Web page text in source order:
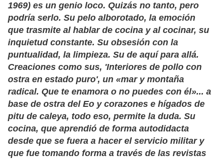
1969) es un genio loco. Quizás no tanto, pero
podría serlo. Su pelo alborotado, la emoción
que trasmite al hablar de cocina y al cocinar, su
inquietud constante. Su obsesión con la
puntualidad, la limpieza. Su de aquí para allá.
Creaciones como sus, 'Interiores de pollo con
ostra en estado puro', un «mar y montaña
radical. Que te enamora o no puedes con él»... a
base de ostra del Eo y corazones e hígados de
pitu de caleya, todo eso, permite la duda. Su
cocina, que aprendió de forma autodidacta
desde que se fuera a hacer el servicio militar y
que fue tomando forma a través de las revistas